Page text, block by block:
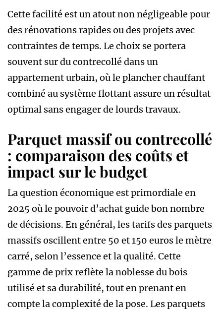
Cette facilité est un atout non négligeable pour
des rénovations rapides ou des projets avec
contraintes de temps. Le choix se portera
souvent sur du contrecollé dans un
appartement urbain, où le plancher chauffant
combiné au système flottant assure un résultat
optimal sans engager de lourds travaux.
Parquet massif ou contrecollé
: comparaison des coûts et
impact sur le budget
La question économique est primordiale en
2025 où le pouvoir d’achat guide bon nombre
de décisions. En général, les tarifs des parquets
massifs oscillent entre 50 et 150 euros le mètre
carré, selon l’essence et la qualité. Cette
gamme de prix reflète la noblesse du bois
utilisé et sa durabilité, tout en prenant en
compte la complexité de la pose. Les parquets